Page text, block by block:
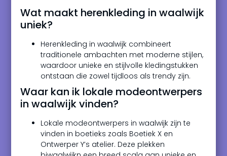
Wat maakt herenkleding in waalwijk
uniek?
Herenkleding in waalwijk combineert
traditionele ambachten met moderne stijlen,
waardoor unieke en stijlvolle kledingstukken
ontstaan die zowel tijdloos als trendy zijn.
Waar kan ik lokale modeontwerpers
in waalwijk vinden?
Lokale modeontwerpers in waalwijk zijn te
vinden in boetieks zoals Boetiek X en
Ontwerper Y’s atelier. Deze plekken